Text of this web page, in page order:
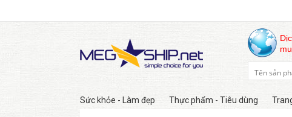
Sức khỏe - Làm đẹp Thực phẩm - Tiêu dùng